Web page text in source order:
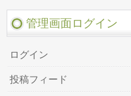
管理画面ログイン
ログイン
投稿フィード